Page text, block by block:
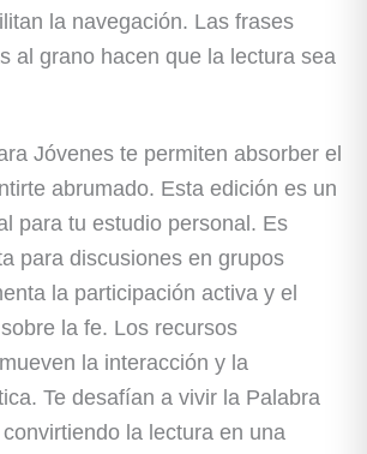
la navegación. Las frases
al grano hacen que la lectura sea
Jóvenes te permiten absorber el
abrumado. Esta edición es un
para tu estudio personal. Es
para discusiones en grupos
la participación activa y el
la fe. Los recursos
la interacción y la
Te desafían a vivir la Palabra
la lectura en una